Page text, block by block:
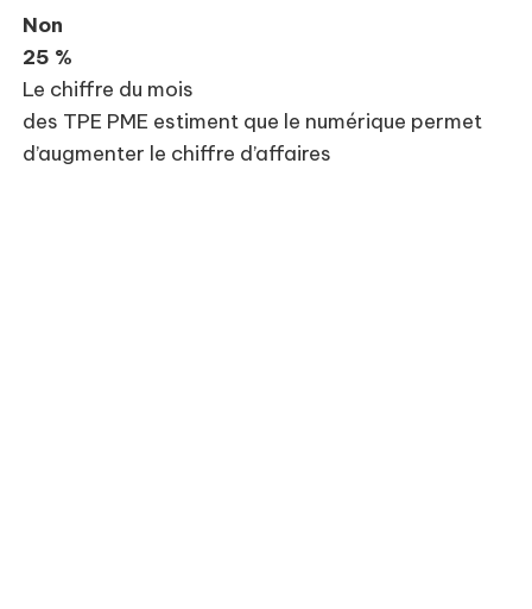
Non
25 %
Le chiffre du mois
des TPE PME estiment que le numérique permet
d’augmenter le chiffre d’affaires